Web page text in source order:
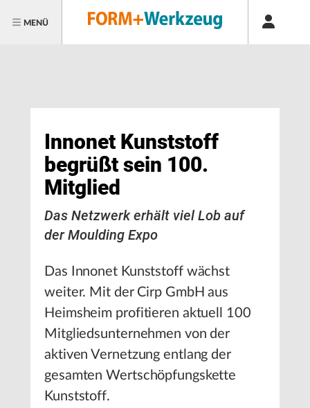
MENÜ
Innonet Kunststoff
begrüßt sein 100.
Mitglied
Das Netzwerk erhält viel Lob auf
der Moulding Expo
Das Innonet Kunststoff wächst
weiter. Mit der Cirp GmbH aus
Heimsheim profitieren aktuell 100
Mitgliedsunternehmen von der
aktiven Vernetzung entlang der
gesamten Wertschöpfungskette
Kunststoff.